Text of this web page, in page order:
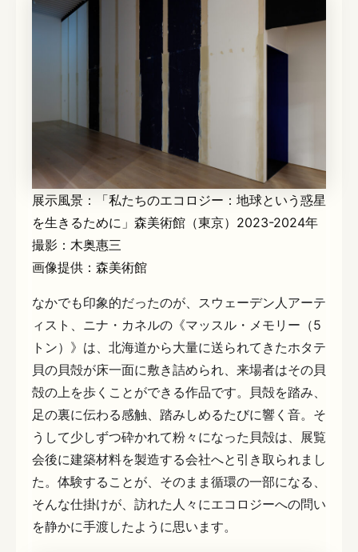
展示風景：「私たちのエコロジー：地球という惑星
を生きるために」森美術館（東京）2023-2024年
撮影：木奥惠三
画像提供：森美術館
なかでも印象的だったのが、スウェーデン人アーテ
ィスト、ニナ・カネルの《マッスル・メモリー（5
トン）》は、北海道から大量に送られてきたホタテ
貝の貝殻が床一面に敷き詰められ、来場者はその貝
殻の上を歩くことができる作品です。貝殻を踏み、
足の裏に伝わる感触、踏みしめるたびに響く音。そ
うして少しずつ砕かれて粉々になった貝殻は、展覧
会後に建築材料を製造する会社へと引き取られまし
た。体験することが、そのまま循環の一部になる、
そんな仕掛けが、訪れた人々にエコロジーへの問い
を静かに手渡したように思います。